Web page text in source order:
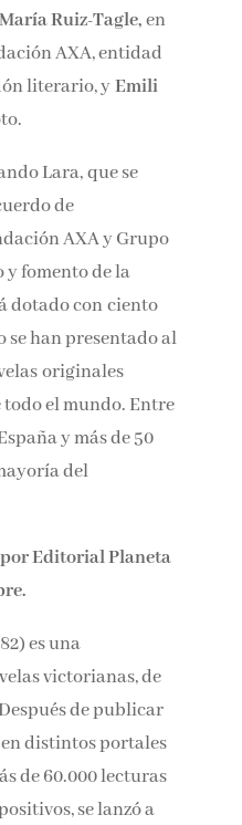
Ruiz-Tagle,en
AXA, entidad
literario, yEmili
Lara, que se
de
AXA y Grupo
fomento de la
dotado con ciento
se han presentado al
originales
el mundo. Entre
y más de 50
del
Editorial Planeta
es una
victorianas, de
de publicar
distintos portales
de 60.000 lecturas
se lanzó a